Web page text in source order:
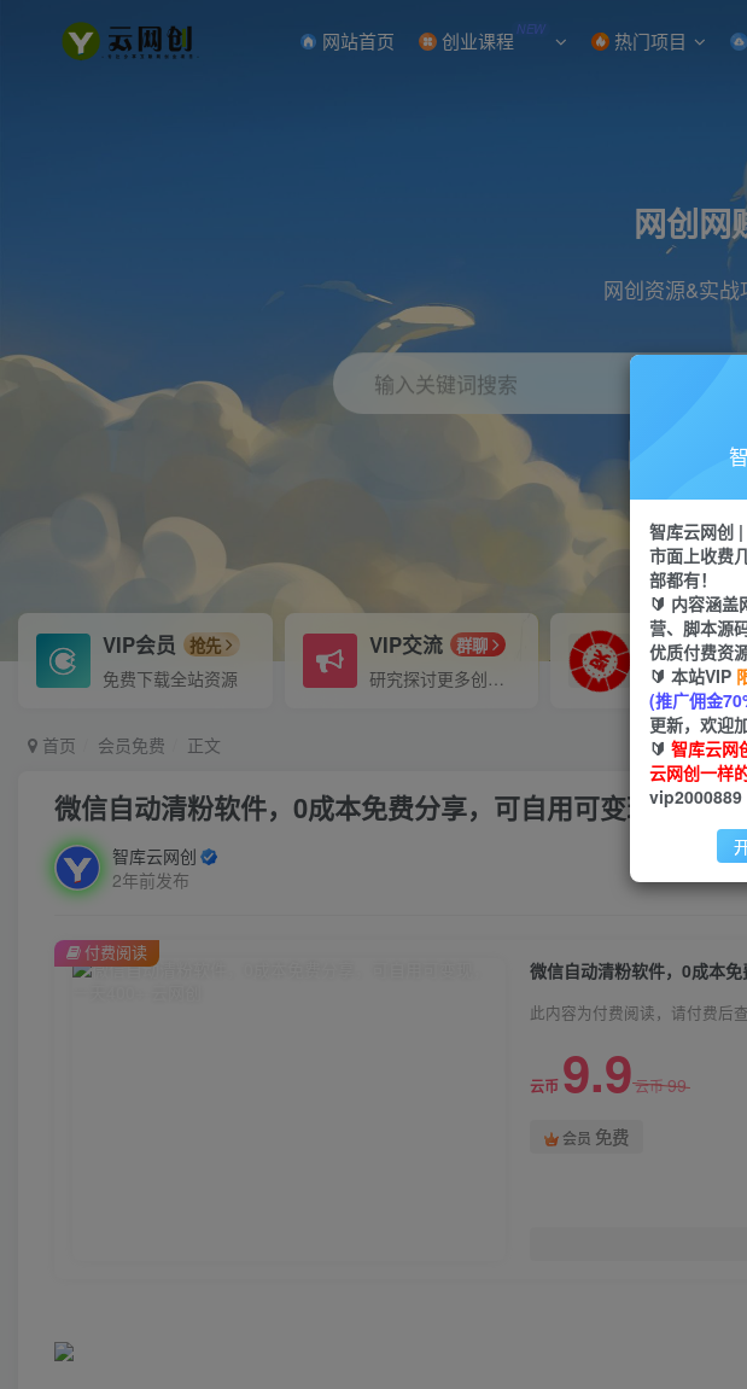
网站首页 创业课程 NEW 热门项目
网创网
网创资源&实
输入关键词搜索
VIP会员 抢先
免费下载全站资源
VIP交流 群聊
研究探讨更多创业项目路子。
VIP推广
会员专属推
首页 会员免费 正文
微信自动清粉软件，0成本免费分享，可自用可变现，一天
智库云网创
2年前发布
微信自动清粉软件，0成本
此内容为付费阅读，请付费后
云币 9.9云币99
会员 免费
付费阅读
智库云网创 |
市面上收费
部都有！
🔰 内容涵盖
营、脚本源
优质付费资
🔰 本站VIP
(推广佣金
更新，欢迎
🔰 智库云网
云网创一样
vip2000889